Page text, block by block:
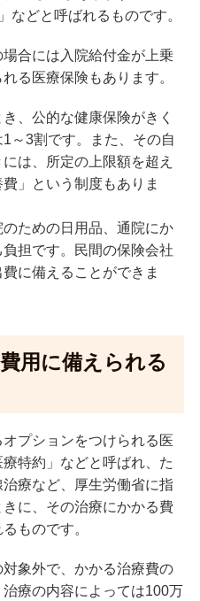
などと呼ばれるものです。
合には入院給付金が上乗
る医療保険もあります。
、公的な健康保険がきく
～3割です。また、その自
は、所定の上限額を超え
」という制度もありま
ための日用品、通院にか
担です。民間の保険会社
に備えることができま
用に備えられる
プションをつけられる医
特約」などと呼ばれ、た
療など、厚生労働省に指
に、その治療にかかる費
ものです。
象外で、かかる治療費の
療の内容によっては100万